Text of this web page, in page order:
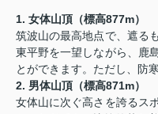
1. 女体山頂（標高877m）
筑波山の最高地点で、遮る
東平野を一望しながら、鹿
とができます。ただし、防
2. 男体山頂（標高871m）
女体山に次ぐ高さを誇るス